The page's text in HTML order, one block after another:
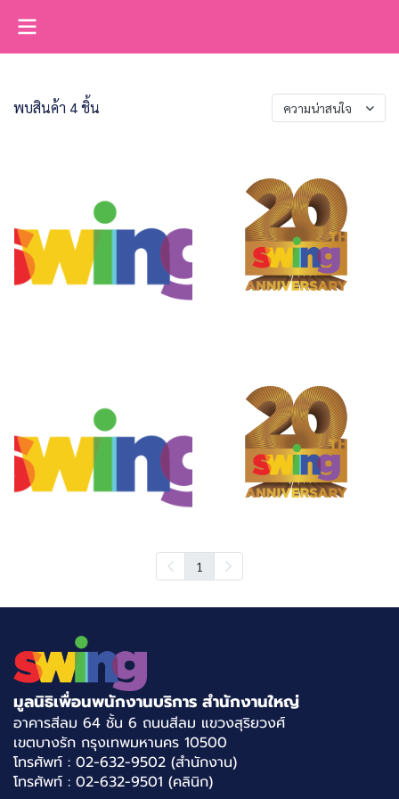
พบสินค้า 4 ชิ้น ความน่าสนใจ
1
มูลนิธิเพื่อนพนักงานบริการ สำนักงานใหญ่
อาคารสีลม 64 ชั้น 6 ถนนสีลม แขวงสุริยวงศ์
เขตบางรัก กรุงเทพมหานคร 10500
โทรศัพท์ : 02-632-9502 (สำนักงาน)
โทรศัพท์ : 02-632-9501 (คลินิก)